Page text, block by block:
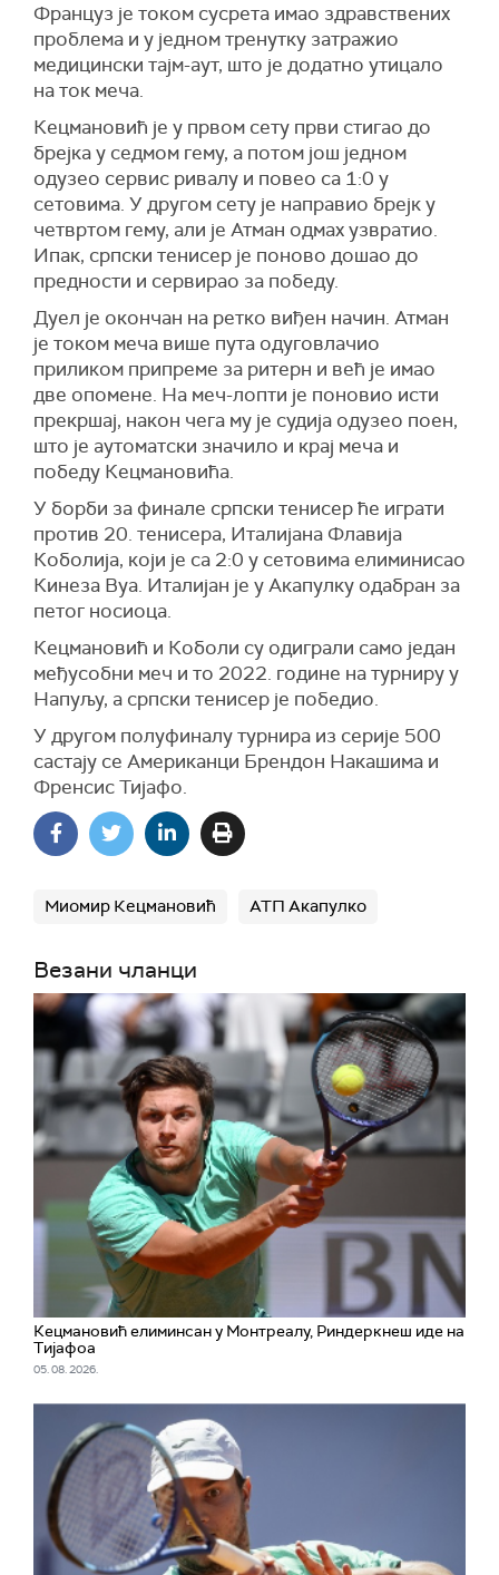
Француз је током сусрета имао здравствених
проблема и у једном тренутку затражио
медицински тајм-аут, што је додатно утицало
на ток меча.
Кецмановић је у првом сету први стигао до
брејка у седмом гему, а потом још једном
одузео сервис ривалу и повео са 1:0 у
сетовима. У другом сету је направио брејк у
четвртом гему, али је Атман одмах узвратио.
Ипак, српски тенисер је поново дошао до
предности и сервирао за победу.
Дуел је окончан на ретко виђен начин. Атман
је током меча више пута одуговлачио
приликом припреме за ритерн и већ је имао
две опомене. На меч-лопти је поновио исти
прекршај, након чега му је судија одузео поен,
што је аутоматски значило и крај меча и
победу Кецмановића.
У борби за финале српски тенисер ће играти
против 20. тенисера, Италијана Флавија
Коболија, који је са 2:0 у сетовима елиминисао
Кинеза Вуа. Италијан је у Акапулку одабран за
петог носиоца.
Кецмановић и Коболи су одиграли само један
међусобни меч и то 2022. године на турниру у
Напуљу, а српски тенисер је победио.
У другом полуфиналу турнира из серије 500
састају се Американци Брендон Накашима и
Френсис Тијафо.
Миомир Кецмановић АТП Акапулко
Везани чланци
Кецмановић елиминсан у Монтреалу, Риндеркнеш иде на
Тијафоа
05. 08. 2026.